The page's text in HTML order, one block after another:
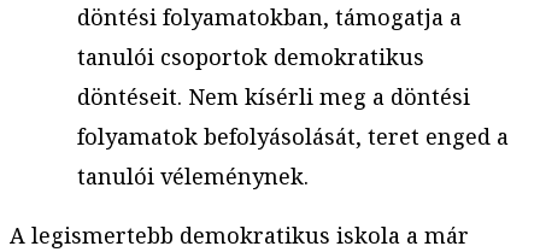
döntési folyamatokban, támogatja a
tanulói csoportok demokratikus
döntéseit. Nem kísérli meg a döntési
folyamatok befolyásolását, teret enged a
tanulói véleménynek.
A legismertebb demokratikus iskola a már